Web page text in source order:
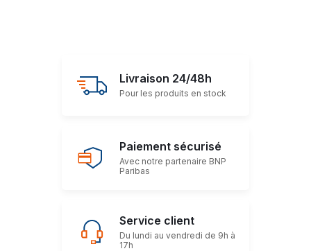
Livraison 24/48h
Pour les produits en stock
Paiement sécurisé
Avec notre partenaire BNP
Paribas
Service client
Du lundi au vendredi de 9h à
17h